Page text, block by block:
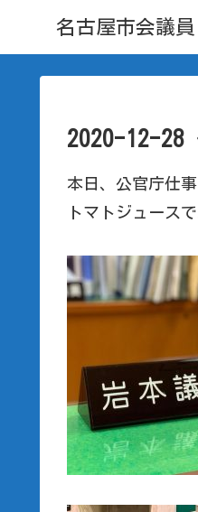
名古屋市会議
2020-12-28
本日、公官庁仕事
トマトジュース